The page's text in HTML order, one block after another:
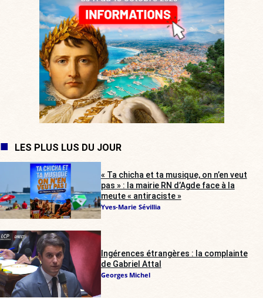
LES PLUS LUS DU JOUR
« Ta chicha et ta musique, on n’en veut
pas » : la mairie RN d’Agde face à la
meute « antiraciste »
Yves-Marie Sévillia
Ingérences étrangères : la complainte
de Gabriel Attal
Georges Michel